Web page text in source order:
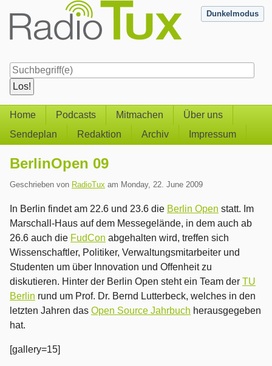
content
Dunkelmodus
Navigation
Home Podcasts Mitmachen
Über uns
Sendeplan
Redaktion Archiv Impressum
BerlinOpen 09
Geschrieben von RadioTux am Monday, 22. June 2009
In Berlin findet am 22.6 und 23.6 die Berlin Open statt. Im
Marschall-Haus auf dem Messegelände, in dem auch ab
26.6 auch die FudCon abgehalten wird, treffen sich
Wissenschaftler, Politiker, Verwaltungsmitarbeiter und
Studenten um über Innovation und Offenheit zu
diskutieren. Hinter der Berlin Open steht ein Team der TU
Berlin rund um Prof. Dr. Bernd Lutterbeck, welches in den
letzten Jahren das Open Source Jahrbuch herausgegeben
hat.
[gallery=15]